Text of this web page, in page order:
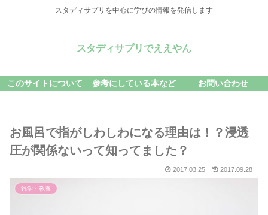
スタディサプリを中心に学びの情報を発信します
スタディサプリでええやん
このサイトについて 参考にしている本など お問い合わせ
お風呂で指がしわしわになる理由は！？浸透
圧が関係ないって知ってました？
2017.03.25 2017.09.28
雑学・教養